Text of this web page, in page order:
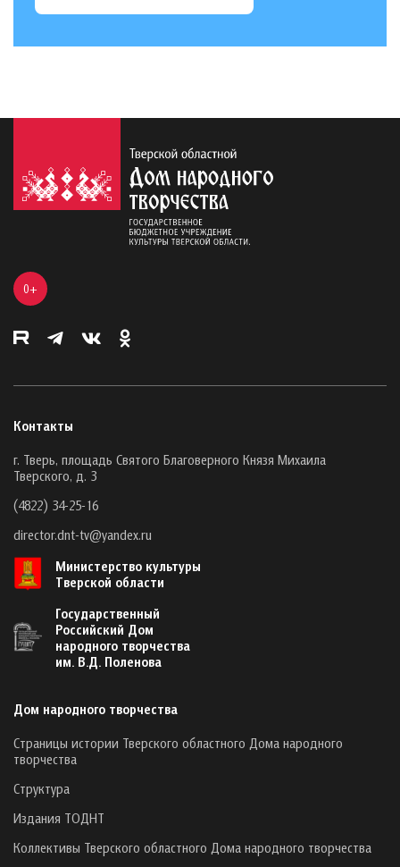
0+
Контакты
г. Тверь, площадь Святого Благоверного Князя Михаила
Тверского, д. 3
(4822) 34-25-16
director.dnt-tv@yandex.ru
Министерство культуры
Тверской области
Государственный
Российский Дом
народного творчества
им. В.Д. Поленова
Дом народного творчества
Страницы истории Тверского областного Дома народного
творчества
Структура
Издания ТОДНТ
Коллективы Тверского областного Дома народного творчества